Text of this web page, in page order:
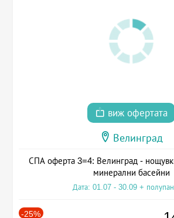
виж офертата
Велинград
СПА оферта 3=4: Велинград -
минерални басейни
Дата: 01.07 - 30.09 +
-25%